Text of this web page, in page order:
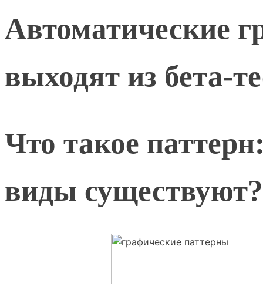
Автоматические
выходят из бета-
Что такое
виды существуют?